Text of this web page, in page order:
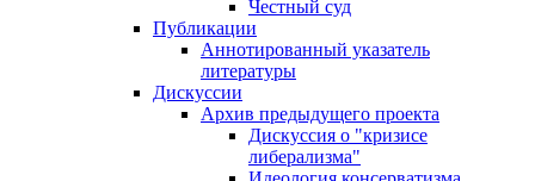
Честный суд
Публикации
Аннотированный указатель
литературы
Дискуссии
Архив предыдущего проекта
Дискуссия о "кризисе
либерализма"